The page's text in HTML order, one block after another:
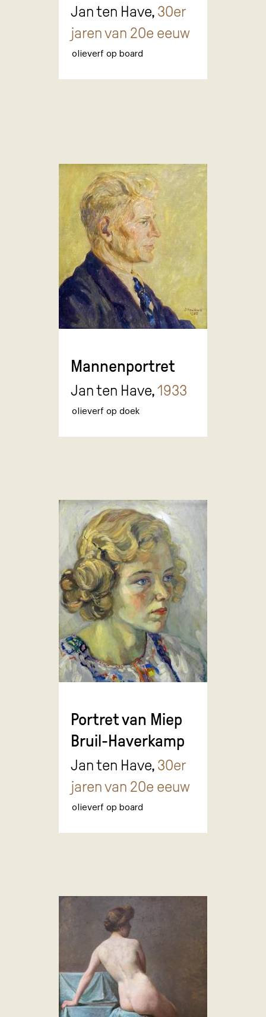
Jan ten Have, 30er
jaren van 20e eeuw
olieverf op board
Mannenportret
Jan ten Have,1933
olieverf op doek
Portret van Miep
Bruil-Haverkamp
Jan ten Have, 30er
jaren van 20e eeuw
olieverf op board